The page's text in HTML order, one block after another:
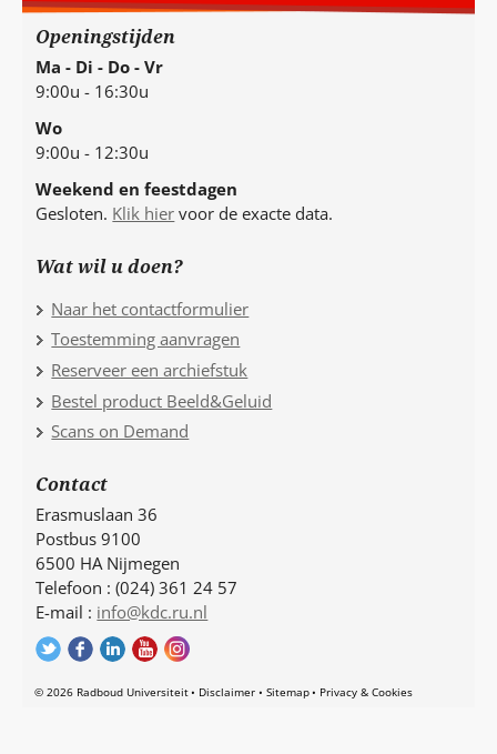
Openingstijden
Ma - Di - Do - Vr
9:00u - 16:30u
Wo
9:00u - 12:30u
Weekend en feestdagen
Gesloten. Klik hier voor de exacte data.
Wat wil u doen?
Naar het contactformulier
Toestemming aanvragen
Reserveer een archiefstuk
Bestel product Beeld&Geluid
Scans on Demand
Contact
Erasmuslaan 36
Postbus 9100
6500 HA Nijmegen
Telefoon : (024) 361 24 57
E-mail : info@kdc.ru.nl
© 2026 Radboud Universiteit Disclaimer Sitemap Privacy & Cookies